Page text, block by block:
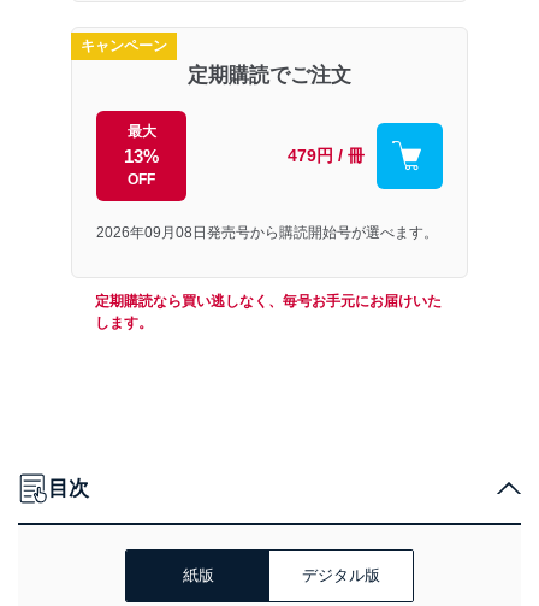
キャンペーン
定期購読でご注文
最大
13%
OFF
479円 / 冊
2026年09月08日発売号から購読開始号が選べます。
定期購読なら買い逃しなく、毎号お手元にお届けいた
します。
目次
紙版 デジタル版